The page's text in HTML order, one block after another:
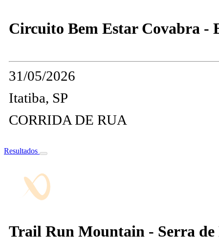
Circuito Bem Estar Covabra -
31/05/2026
Itatiba, SP
CORRIDA DE RUA
Resultados
Trail Run Mountain - Serra de